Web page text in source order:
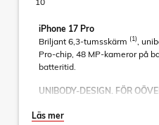
iPhone 17 Pro
Briljant 6,3-tumsskärm (1)
,
Pro-chip, 48 MP-kameror på
batteritid.
UNIBODY-DESIGN. FÖR
kraftfulla iPhone.
Läs mer